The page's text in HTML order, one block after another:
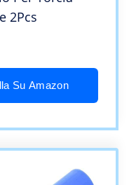
2Pcs
Su Amazon